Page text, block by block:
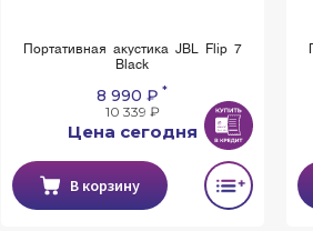
Портативная акустика JBL Flip 7
Black
8 990 ₽ *
10 339 ₽
Цена сегодня
В корзину